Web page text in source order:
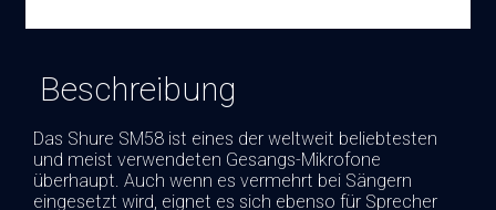
Beschreibung
Das Shure SM58 ist eines der weltweit beliebtesten
und meist verwendeten Gesangs-Mikrofone
überhaupt. Auch wenn es vermehrt bei Sängern
eingesetzt wird, eignet es sich ebenso für Sprecher